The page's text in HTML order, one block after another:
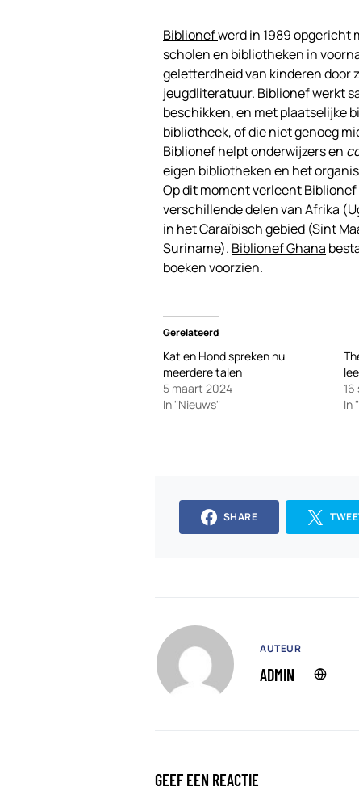
Biblionefwerd in 1989 opgericht
scholen en bibliotheken in
geletterdheid van kinderen door
jeugdliteratuur. Biblionefwerkt
beschikken, en met plaatselijke
bibliotheek, of die niet genoeg
Biblionef helpt onderwijzers en
eigen bibliotheken en het
Op dit moment verleent
verschillende delen van Afrika
in het Caraïbisch gebied (Sint
Suriname). Biblionef Ghana
boeken voorzien.
Gerelateerd
Kat en Hond spreken nu
meerdere talen
5 maart 2024
In "Nieuws"
In
SHARE
AUTEUR
ADMIN
GEEF EEN REACTIE